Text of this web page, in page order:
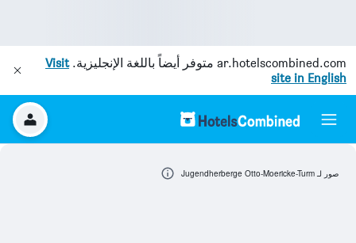
ar.hotelscombined.com متوفر أيضاً باللغة الإنجليزية.Visit
site in English
صور لـ Jugendherberge Otto-Moericke-Turm